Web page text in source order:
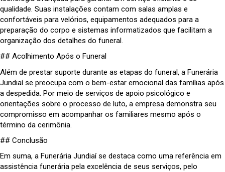
qualidade. Suas instalações contam com salas amplas e
confortáveis para velórios, equipamentos adequados para a
preparação do corpo e sistemas informatizados que facilitam a
organização dos detalhes do funeral.
## Acolhimento Após o Funeral
Além de prestar suporte durante as etapas do funeral, a Funerária
Jundiaí se preocupa com o bem-estar emocional das famílias após
a despedida. Por meio de serviços de apoio psicológico e
orientações sobre o processo de luto, a empresa demonstra seu
compromisso em acompanhar os familiares mesmo após o
término da cerimônia.
## Conclusão
Em suma, a Funerária Jundiaí se destaca como uma referência em
assistência funerária pela excelência de seus serviços, pelo